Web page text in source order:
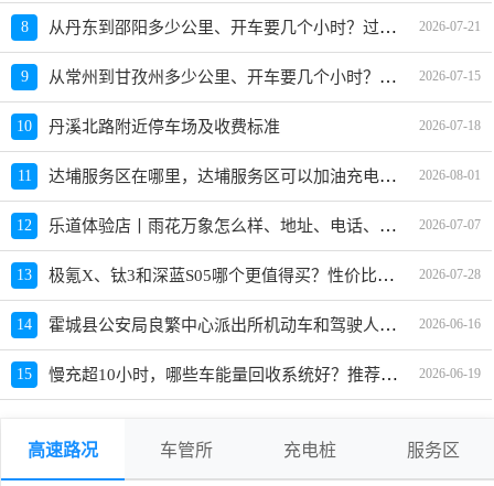
8 从丹东到邵阳多少公里、开车要几个小时？过路费、油费等 2026-07-21
9 从常州到甘孜州多少公里、开车要几个小时？过路费、油费等 2026-07-15
10 丹溪北路附近停车场及收费标准 2026-07-18
11 达埔服务区在哪里，达埔服务区可以加油充电吗？ 2026-08-01
12 乐道体验店丨雨花万象怎么样、地址、电话、上班时间查询 2026-07-07
13 极氪X、钛3和深蓝S05哪个更值得买？性价比、配置对比 2026-07-28
14 霍城县公安局良繁中心派出所机动车和驾驶人服务网点地址、电话、上班时间、能处理违章吗 2026-06-16
15 慢充超10小时，哪些车能量回收系统好？推荐车型及价格 2026-06-19
高速路况 车管所 充电桩 服务区